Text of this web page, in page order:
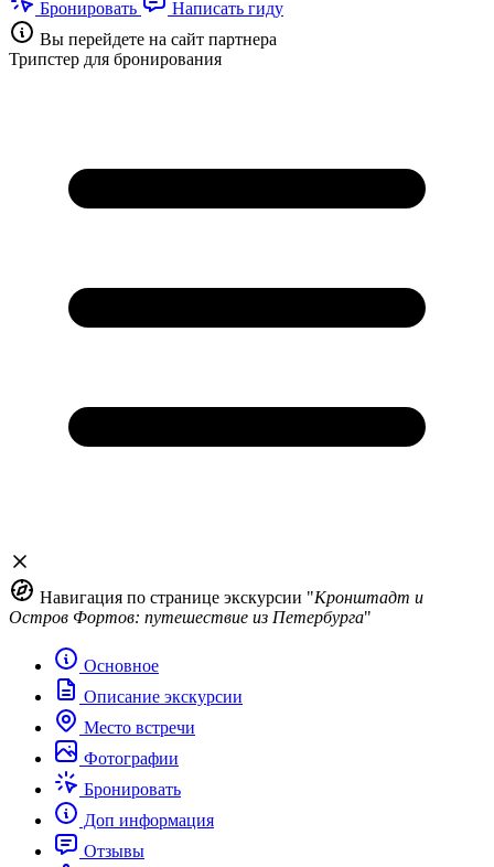
Бронировать
Написать гиду
Вы перейдете на сайт партнера
Трипстер для бронирования
Навигация по странице экскурсии "Кронштадт и
Остров Фортов: путешествие из Петербурга"
Основное
Описание экскурсии
Место встречи
Фотографии
Бронировать
Доп информация
Отзывы